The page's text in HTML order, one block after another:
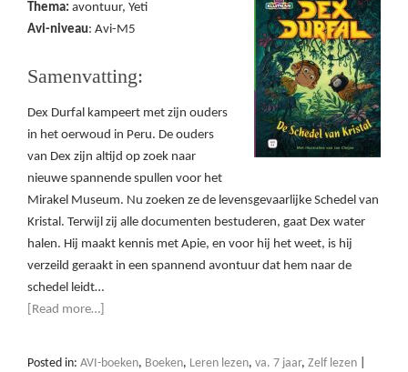
Thema: avontuur, Yeti
Avi-niveau: Avi-M5
Samenvatting:
Dex Durfal kampeert met zijn ouders
in het oerwoud in Peru. De ouders
van Dex zijn altijd op zoek naar
nieuwe spannende spullen voor het
Mirakel Museum. Nu zoeken ze de levensgevaarlijke Schedel van
Kristal. Terwijl zij alle documenten bestuderen, gaat Dex water
halen. Hij maakt kennis met Apie, en voor hij het weet, is hij
verzeild geraakt in een spannend avontuur dat hem naar de
schedel leidt…
[Read more…]
Posted in: AVI-boeken, Boeken, Leren lezen, va. 7 jaar, Zelf lezen